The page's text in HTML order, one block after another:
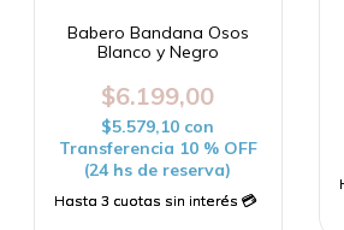
Babero Bandana Osos
Blanco y Negro
$6.199,00
$5.579,10 con
Transferencia 10 % OFF
(24 hs de reserva)